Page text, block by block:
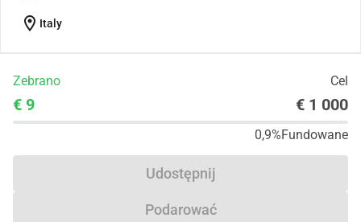
location_on Italy
Zebrano Cel
€ 9 € 1 000
0,9%Fundowane
Udostępnij
Podarować